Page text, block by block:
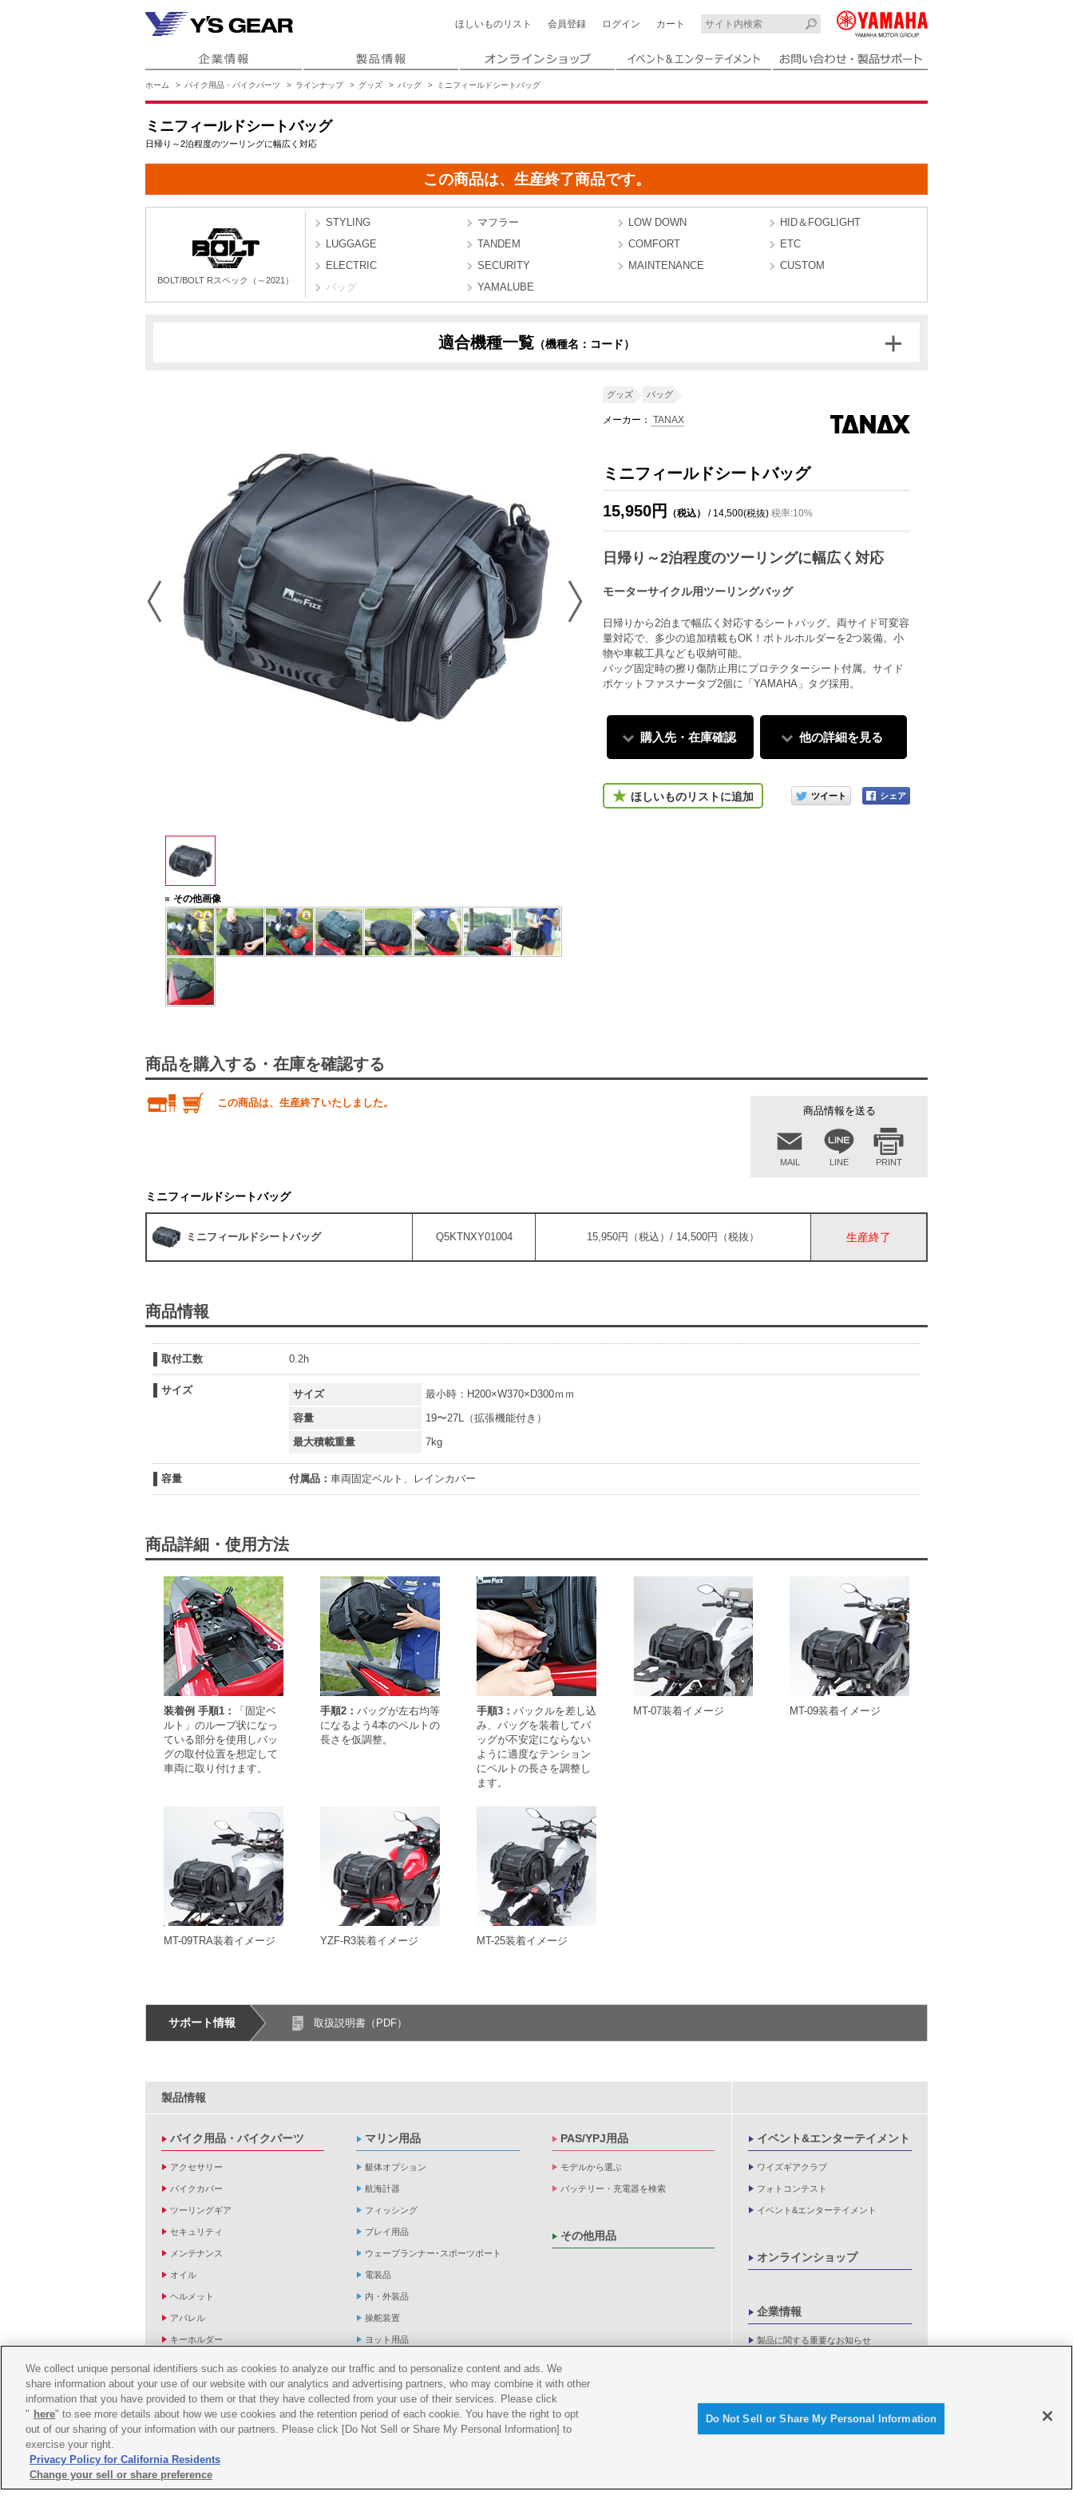
ほしいもの リスト 会員登録 ログイン カート
ホーム バイク用品・バイクパーツ ラインナップ グッズ バッグ ミニフィールドシートバッグ
ミニフィールドシートバッグ
日帰り～2泊程度のツーリングに幅広く対応
この商品は、生産終了商品です。
BOLT/BOLT Rスペック（～2021）
STYLING マフラー LOW DOWN
HID＆FOGLIGHT
LUGGAGE
TANDEM COMFORT
ETC
ELECTRIC
SECURITY MAINTENANCE
CUSTOM
バッグ
YAMALUBE
適合機種一覧 （機種名：コード）
グッズ バッグ
メーカー： TANAX
ミニフィールドシートバッグ
15,950円 （税込） / 14,500(税抜) 税率:10%
日帰り～2泊程度のツーリングに幅広く対応
モーターサイクル用ツーリングバッグ
日帰りから2泊まで幅広く対応するシートバッグ。両サイド可変容
量対応で、多少の追加積載もOK！ボトルホルダーを2つ装備。小
物や車載工具なども収納可能。
バッグ固定時の擦り傷防止用にプロテクターシート付属。サイド
ポケットファスナータブ2個に「YAMAHA」タグ採用。
購入先・在庫確認 他の詳細を見る
ほしいものリストに追加
このアイテムをシェアする
メインスペースには荷物が出し入れしやすい大きな開口部。すぐに取り出したい物の収納に便利なポ
ケットを両サイドに装備。また500mlペットボトル対応のドリンクホルダーもツインで装備。
その他画像
商品を購入する・在庫を確認する
商品情報を送る
MAIL LINE PRINT
この商品は、生産終了いたしました。
ミニフィールドシートバッグ
ミニフィールドシートバッグ Q5KTNXY01004 15,950円（税込）/ 14,500円（税抜） 生産終了
商品情報
取付工数 0.2h
サイズ サイズ
最小時：H200×W370×D300ｍｍ
容量
19〜27L（拡張機能付き）
最大積載重量
7kg
容量 付属品： 車両固定ベルト、レインカバー
商品詳細・使用方法
装着例 手順1：
「固定ベ
ルト」のループ状になっ
ている部分を使用しバッ
グの取付位置を想定して
車両に取り付けます。
手順2： バッグが左右均等
になるよう4本のベルトの
長さを仮調整。
手順3： バックルを差し込
み、バッグを装着してバ
ッグが不安定にならない
ように適度なテンション
にベルトの長さを調整し
ます。
MT-07装着イメージ MT-09装着イメージ
MT-09TRA装着イメージ YZF-R3装着イメージ MT-25装着イメージ
サポート情報 取扱説明書（PDF）
製品情報
バイク用品・バイクパーツ
アクセサリー
バイクカバー
ツーリングギア
セキュリティ
メンテナンス
オイル
ヘルメット
アパレル
キーホルダー
バイク雑貨
YZF R1/R6レーシングキットパーツ
マリン用品
艇体オプション
航海計器
フィッシング
プレイ用品
ウェーブランナー･スポーツボート
電装品
内・外装品
操舵装置
ヨット用品
救命品・検査品
メンテナンス
アパレル
PAS/YPJ用品
モデルから選ぶ
バッテリー・充電器を検索
その他用品
イベント&エンターテイメント
ワイズギアクラブ
フォトコンテスト
イベント&エンターテイメント
オンラインショップ
企業情報
製品に関する重要なお知らせ
We collect unique personal identifiers such as cookies to analyze our traffic and to personalize content and ads. We
share information about your use of our website with our analytics and advertising partners, who may combine it with other
information that you have provided to them or that they have collected from your use of their services. Please click
" here" to see more details about how we use cookies and the retention period of each cookie. You have the right to opt
out of our sharing of your information with our partners. Please click [Do Not Sell or Share My Personal Information] to
exercise your right.
Privacy Policy for California Residents
Change your sell or share preference
Do Not Sell or Share My Personal Information